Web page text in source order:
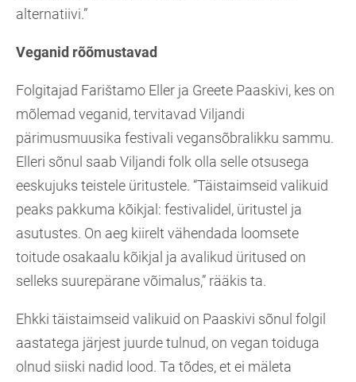
alternatiivi.”
Veganid rõõmustavad
Folgitajad Farištamo Eller ja Greete Paaskivi, kes on
mõlemad veganid, tervitavad Viljandi
pärimusmuusika festivali vegansõbralikku sammu.
Elleri sõnul saab Viljandi folk olla selle otsusega
eeskujuks teistele üritustele. “Täistaimseid valikuid
peaks pakkuma kõikjal: festivalidel, üritustel ja
asutustes. On aeg kiirelt vähendada loomsete
toitude osakaalu kõikjal ja avalikud üritused on
selleks suurepärane võimalus,” rääkis ta.
Ehkki täistaimseid valikuid on Paaskivi sõnul folgil
aastatega järjest juurde tulnud, on vegan toiduga
olnud siiski nadid lood. Ta tõdes, et ei mäleta